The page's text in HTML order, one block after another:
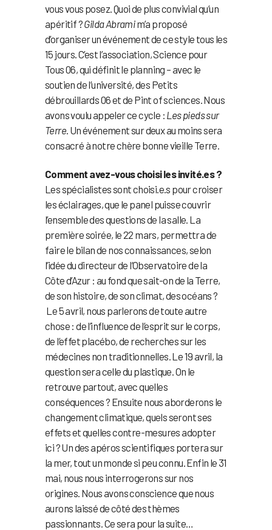
vous vous posez. Quoi de plus convivial qu’un
apéritif ?Gilda Abramim’a proposé
d’organiser un événement de ce style tous les
15 jours. C’est l’association, Science pour
Tous 06, qui définit le planning – avec le
soutien de l’université, des Petits
débrouillards 06 et de Pint of sciences. Nous
avons voulu appeler ce cycle : Les pieds sur
Terre . Un événement sur deux au moins sera
consacré à notre chère bonne vieille Terre.
Comment avez-vous choisi les invité.es ?
Les spécialistes sont choisi.e.s pour croiser
les éclairages, que le panel puisse couvrir
l’ensemble des questions de la salle. La
première soirée, le 22 mars, permettra de
faire le bilan de nos connaissances, selon
l’idée du directeur de l’Observatoire de la
Côte d’Azur : au fond que sait-on de la Terre,
de son histoire, de son climat, des océans ?
Le 5 avril, nous parlerons de toute autre
chose : de l’influence de l’esprit sur le corps,
de l’effet placébo, de recherches sur les
médecines non traditionnelles. Le 19 avril, la
question sera celle du plastique. On le
retrouve partout, avec quelles
conséquences ? Ensuite nous aborderons le
changement climatique, quels seront ses
effets et quelles contre-mesures adopter
ici ? Un des apéros scientifiques portera sur
la mer, tout un monde si peu connu. Enfin le 31
mai, nous nous interrogerons sur nos
origines. Nous avons conscience que nous
aurons laissé de côté des thèmes
passionnants. Ce sera pour la suite…